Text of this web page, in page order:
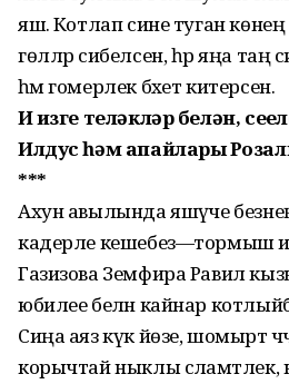
яшә. Котлап сине туган
гөлләр сибелсен, һәр яңа таң
һәм гомерлек бәхет китерсен.
Иң изге теләкләр белән,
Илдус һәм апайларың
***
Ахун авылында яшәүче
кадерле кешебез—тормыш
Газизова Земфира Равил
юбилее белән кайнар
Сиңа аяз күк йөзе, шомырт
корычтай ныклы